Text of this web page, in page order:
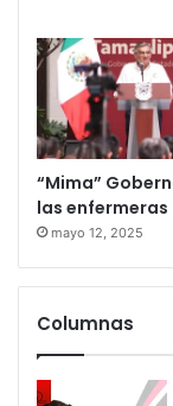
“Mima”
las enfermeras
mayo 12, 2025
Columnas